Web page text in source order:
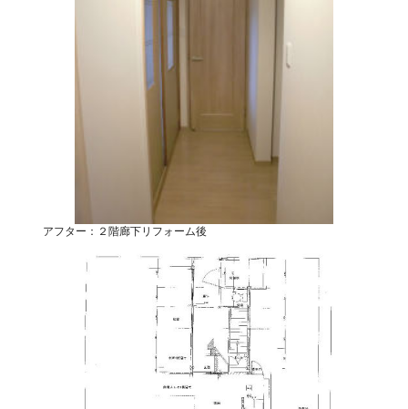
アフター：２階廊下リフォーム後